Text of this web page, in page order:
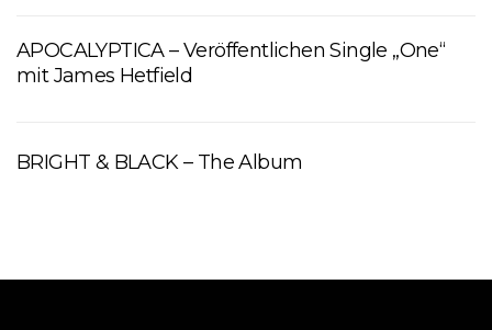
APOCALYPTICA – Veröffentlichen Single „One“
mit James Hetfield
BRIGHT & BLACK – The Album